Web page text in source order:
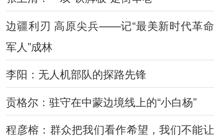
边疆利刃 高原尖兵——记“最美新时代革命
军人”成林
李阳：无人机部队的探路先锋
贡格尔：驻守在中蒙边境线上的“小白杨”
程彦榕：群众把我们看作希望，我们不能让